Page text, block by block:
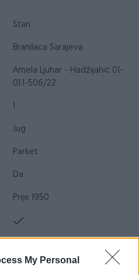
My Personal
Stan
Branilaca Sarajeva
Amela Ljuhar - Hadžijahić 01-
01.1-506/22
1
Jug
Parket
Da
Prije 1950